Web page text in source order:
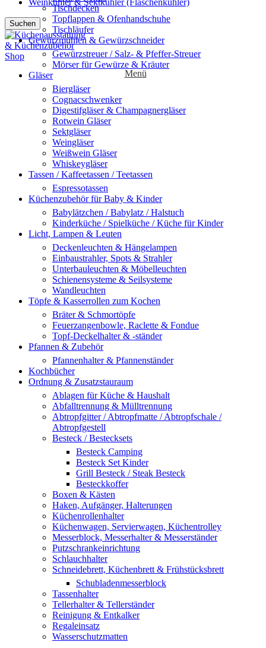
Weinkühler & Sektkühler (Flaschenkühler)
Suchen
Menü
Tischdecken
Topflappen & Ofenhandschuhe
Tischläufer
Gewürzmühlen & Gewürzschneider
Gewürzstreuer / Salz- & Pfeffer-Streuer
Mörser für Gewürze & Kräuter
Gläser
Biergläser
Cognacschwenker
Digestifgläser & Champagnergläser
Rotwein Gläser
Sektgläser
Weingläser
Weißwein Gläser
Whiskeygläser
Tassen / Kaffeetassen / Teetassen
Espressotassen
Küchenzubehör für Baby & Kinder
Babylätzchen / Babylatz / Halstuch
Kinderküche / Spielküche / Küche für Kinder
Licht, Lampen & Leuten
Deckenleuchten & Hängelampen
Einbaustrahler, Spots & Strahler
Unterbauleuchten & Möbelleuchten
Schienensysteme & Seilsysteme
Wandleuchten
Töpfe & Kasserrollen zum Kochen
Bräter & Schmortöpfe
Feuerzangenbowle, Raclette & Fondue
Topf-Deckelhalter & -ständer
Pfannen & Zubehör
Pfannenhalter & Pfannenständer
Kochbücher
Ordnung & Zusatzstauraum
Ablagen für Küche & Haushalt
Abfalltrennung & Mülltrennung
Abtropfgitter / Abtropfmatte / Abtropfschale /
Abtropfgestell
Besteck / Bestecksets
Besteck Camping
Besteck Set Kinder
Grill Besteck / Steak Besteck
Besteckkoffer
Boxen & Kästen
Haken, Aufgänger, Halterungen
Küchenrollenhalter
Küchenwagen, Servierwagen, Küchentrolley
Messerblock, Messerhalter & Messerständer
Putzschrankeinrichtung
Schlauchhalter
Schneidebrett, Küchenbrett & Frühstücksbrett
Schubladenmesserblock
Tassenhalter
Tellerhalter & Tellerständer
Reinigung & Entkalker
Regaleinsatz
Wasserschutzmatten